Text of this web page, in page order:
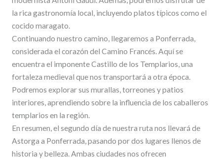
la rica gastronomía local, incluyendo platos típicos como el
cocido maragato.
Continuando nuestro camino, llegaremos a Ponferrada,
considerada el corazón del Camino Francés. Aquí se
encuentra el imponente Castillo de los Templarios, una
fortaleza medieval que nos transportará a otra época.
Podremos explorar sus murallas, torreones y patios
interiores, aprendiendo sobre la influencia de los caballeros
templarios en la región.
En resumen, el segundo día de nuestra ruta nos llevará de
Astorga a Ponferrada, pasando por dos lugares llenos de
historia y belleza. Ambas ciudades nos ofrecen